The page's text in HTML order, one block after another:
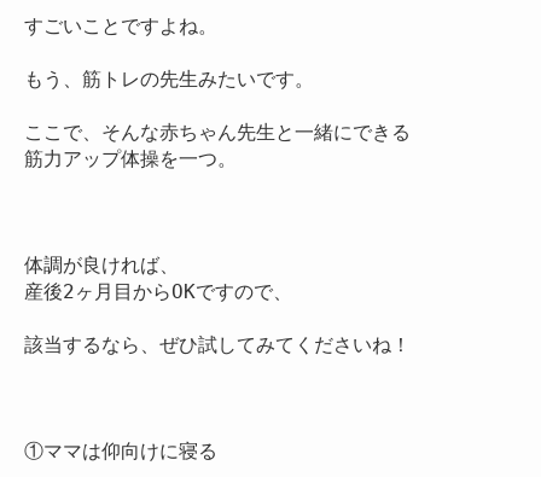
すごいことですよね。
もう、筋トレの先生みたいです。
ここで、そんな赤ちゃん先生と一緒にできる
筋力アップ体操を一つ。
体調が良ければ、
産後2ヶ月目からOKですので、
該当するなら、ぜひ試してみてくださいね！
①ママは仰向けに寝る